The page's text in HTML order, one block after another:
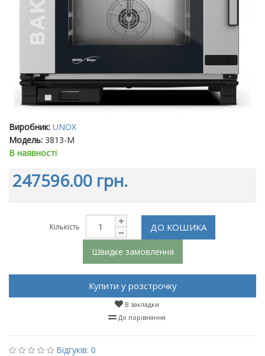
Виробник: UNOX
Модель: 3813-M
В наявності
247596.00 грн.
Кількість ДО КОШИКА
Швидке замовлення
Купити у розстрочку
В закладки
До порівняння
Відгуків: 0